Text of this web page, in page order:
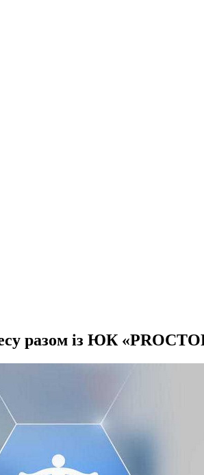
разом із ЮК